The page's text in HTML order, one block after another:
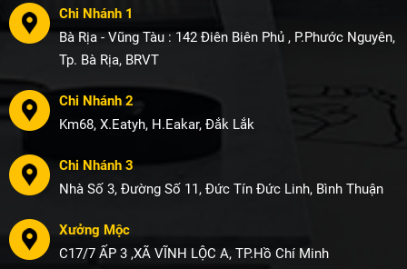
Chi Nhánh 1
Bà Rịa - Vũng Tàu : 142 Điên Biên Phủ , P.Phước Nguyên,
Tp. Bà Rịa, BRVT
Chi Nhánh 2
Km68, X.Eatyh, H.Eakar, Đắk Lắk
Chi Nhánh 3
Nhà Số 3, Đường Số 11, Đức Tín Đức Linh, Bình Thuận
Xưởng Mộc
C17/7 ẤP 3 ,XÃ VĨNH LỘC A, TP.Hồ Chí Minh